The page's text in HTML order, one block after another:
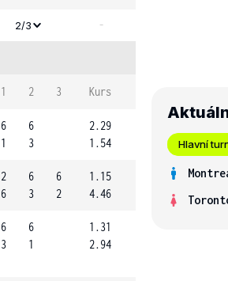
2/3 -
1 2 3 Kurs
6
1
6
3
2.29
1.54
2
6
6
3
6
2
1.15
4.46
6
3
6
1
1.31
2.94
Hlavní